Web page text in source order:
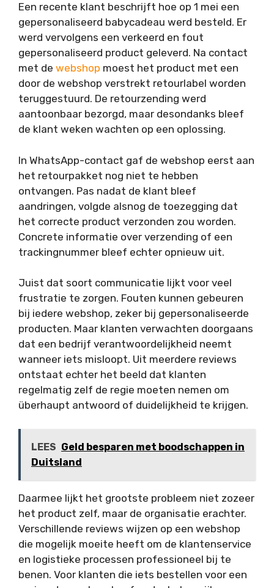
Een recente klant beschrijft hoe op 1 mei een
gepersonaliseerd babycadeau werd besteld. Er
werd vervolgens een verkeerd en fout
gepersonaliseerd product geleverd. Na contact
met de webshop moest het product met een
door de webshop verstrekt retourlabel worden
teruggestuurd. De retourzending werd
aantoonbaar bezorgd, maar desondanks bleef
de klant weken wachten op een oplossing.
In WhatsApp-contact gaf de webshop eerst aan
het retourpakket nog niet te hebben
ontvangen. Pas nadat de klant bleef
aandringen, volgde alsnog de toezegging dat
het correcte product verzonden zou worden.
Concrete informatie over verzending of een
trackingnummer bleef echter opnieuw uit.
Juist dat soort communicatie lijkt voor veel
frustratie te zorgen. Fouten kunnen gebeuren
bij iedere webshop, zeker bij gepersonaliseerde
producten. Maar klanten verwachten doorgaans
dat een bedrijf verantwoordelijkheid neemt
wanneer iets misloopt. Uit meerdere reviews
ontstaat echter het beeld dat klanten
regelmatig zelf de regie moeten nemen om
überhaupt antwoord of duidelijkheid te krijgen.
LEES Geld besparen met boodschappen in
Duitsland
Daarmee lijkt het grootste probleem niet zozeer
het product zelf, maar de organisatie erachter.
Verschillende reviews wijzen op een webshop
die mogelijk moeite heeft om de klantenservice
en logistieke processen professioneel bij te
benen. Voor klanten die iets bestellen voor een